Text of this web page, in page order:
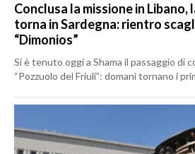
Conclusa la missione in Libano,
torna in Sardegna: rientro
“Dimonios”
Si è tenuto oggi a Shama il passaggio di
“Pozzuolo del Friuli”: domani tornano i